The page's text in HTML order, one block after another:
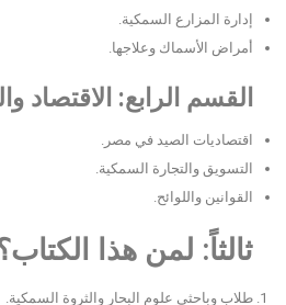
إدارة المزارع السمكية.
أمراض الأسماك وعلاجها.
القسم الرابع: الاقتصاد
اقتصاديات الصيد في مصر.
التسويق والتجارة السمكية.
القوانين واللوائح.
ثالثاً: لمن هذا
طلاب وباحثي علوم البحار والثروة السمكية.